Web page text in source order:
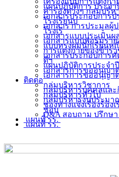
แผนปฏิบัติการ ประจำ
คำรองต่างๆ กลุ่มบริห
เอกสารประกอบการ
โรงเรียนบ
เอกสาร การประมูลผู้
โรงเรี
เอกสารแบบประเมิน
เอกสารแบบฟอร์มราย
แบบทรงผมนักเรียนห
การแต่งกายของข้าร
เอกสารประกอบการ
ดีฯ
แผนปฏิบัติการประจำ
เอกสารการขออนุญา
เอกสารการขออนุญา
ติดต่อ
กลุ่มบริหารวิชาการ
กลุ่มบริหารบุคคลและ
กลุ่มบริหารทั่วไป
กลุ่มบริหารงบประมา
ช่องทางแจ้งเรื่องร้อง
ชอบ
Q&A สอบถาม ปรึกษ
แผนที่ รร.
แผนที่ รร.